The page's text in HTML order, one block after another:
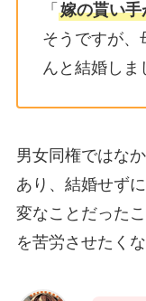
「 嫁の貰い
そうですが、
んと結婚しま
男女同権ではな
あり、結婚せず
変なことだった
を苦労させたく